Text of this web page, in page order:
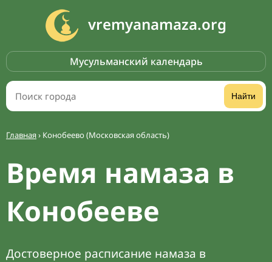
vremyanamaza.org
Мусульманский календарь
Найти
Главная› Конобеево (Московская область)
Время намаза в
Конобееве
Достоверное расписание намаза в